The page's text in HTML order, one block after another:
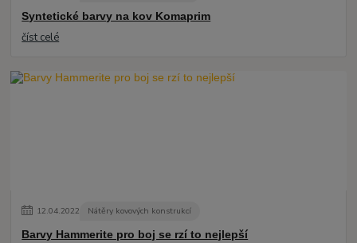
Syntetické barvy na kov Komaprim
číst celé
12.04.2022 Nátěry kovových konstrukcí
Barvy Hammerite pro boj se rzí to nejlepší